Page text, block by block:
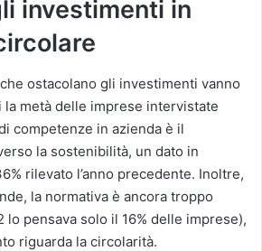
investimenti in
ostacolano gli investimenti vanno
la metà delle imprese intervistate
competenze in azienda è il
la sostenibilità, un dato in
rilevato l’anno precedente. Inoltre,
la normativa è ancora troppo
lo pensava solo il 16% delle imprese),
riguarda la circolarità.